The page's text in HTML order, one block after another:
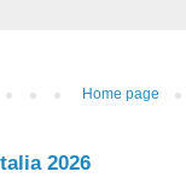
Home page
2026